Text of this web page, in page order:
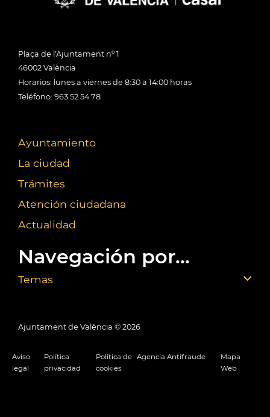
Plaça de l'Ajuntament nº 1
46002 València
Horarios: lunes a viernes de 8:30 a 14:00 horas
Teléfono: 963 52 54 78
Ayuntamiento
La ciudad
Trámites
Atención ciudadana
Actualidad
Navegación por...
Temas
Ajuntament de València © 2026
Aviso
legal
Política
privacidad
Política de
cookies
Agencia Antifraude
Mapa
Web